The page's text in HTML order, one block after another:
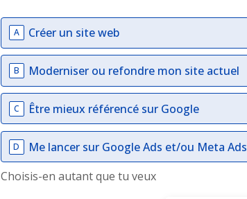
A Créer un site web
B Moderniser ou refondre mon site actuel
C Être mieux référencé sur Google
D
Me lancer sur Google Ads et/ou Meta Ads
Choisis-en autant que tu veux